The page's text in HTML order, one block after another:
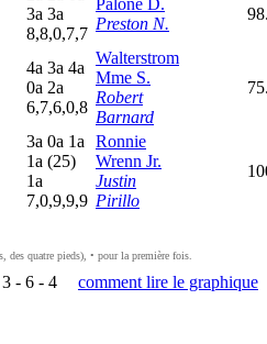
3a 3a
8,8,0,7,7
Palone D.
Preston N.
4a 3a 4a
0a 2a
6,7,6,0,8
Walterstrom
Mme S.
Robert
Barnard
3a 0a 1a
1a (25)
1a
7,0,9,9,9
Ronnie
Wrenn Jr.
Justin
Pirillo
des quatre pieds), • pour la première fois.
3 - 6 - 4 comment lire le graphique